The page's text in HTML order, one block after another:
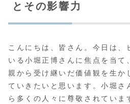
とその影響力
こんにちは、皆さん。今日は、
いる小堀正博さんに焦点を当て
親から受け継いだ価値観を生か
ていきたいと思います。小堀さ
ら多くの人々に尊敬されていま